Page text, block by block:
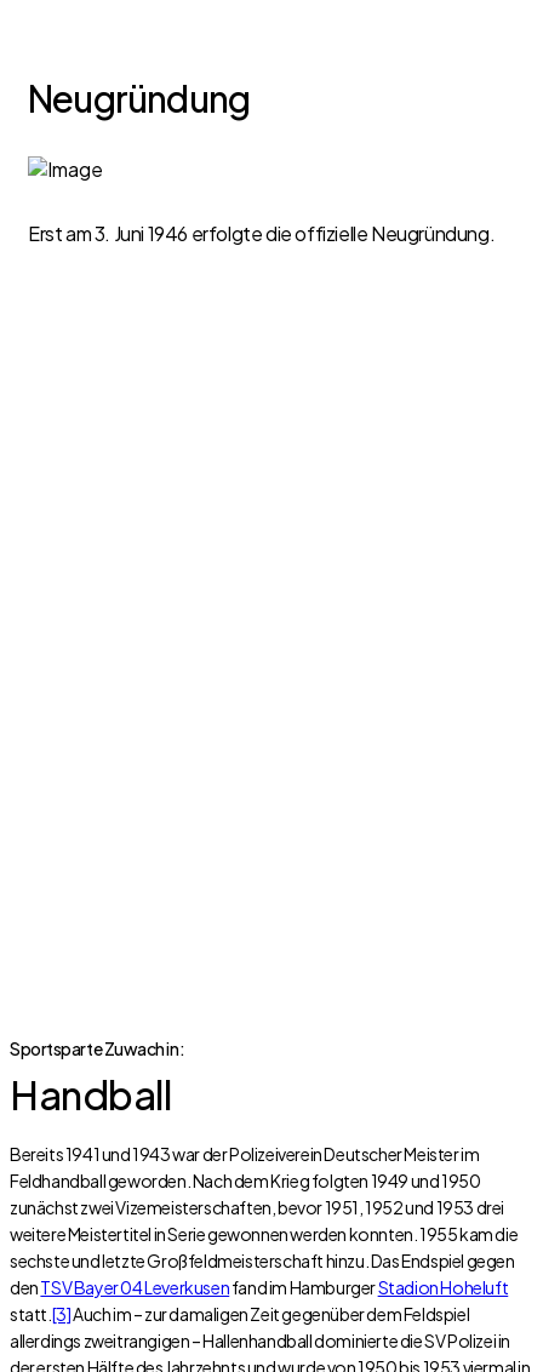
Neugründung
Erst am 3. Juni 1946 erfolgte die offizielle Neugründung.
Sportsparte Zuwach in:
Handball
Bereits 1941 und 1943 war der Polizeiverein Deutscher Meister im
Feldhandball geworden. Nach dem Krieg folgten 1949 und 1950
zunächst zwei Vizemeisterschaften, bevor 1951, 1952 und 1953 drei
weitere Meistertitel in Serie gewonnen werden konnten. 1955 kam die
sechste und letzte Großfeldmeisterschaft hinzu. Das Endspiel gegen
denTSV Bayer 04 Leverkusenfand im HamburgerStadion Hoheluft
statt. [3]Auch im – zur damaligen Zeit gegenüber dem Feldspiel
allerdings zweitrangigen – Hallenhandball dominierte die SV Polizei in
der ersten Hälfte des Jahrzehnts und wurde von 1950 bis 1953 viermal in